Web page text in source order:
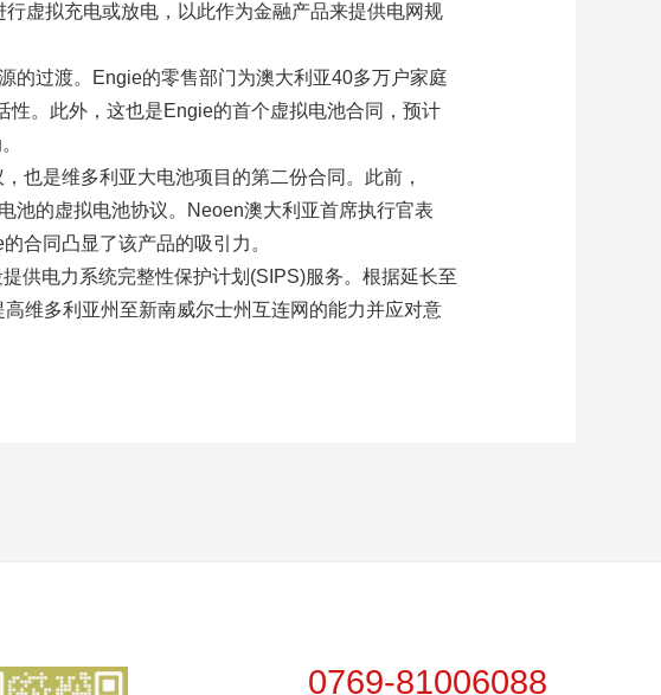
虚拟充电或放电，以此作为金融产品来提供电网规
的过渡。Engie的零售部门为澳大利亚40多万户家庭
。此外，这也是Engie的首个虚拟电池合同，预计
也是维多利亚大电池项目的第二份合同。此前，
池的虚拟电池协议。Neoen澳大利亚首席执行官表
合同凸显了该产品的吸引力。
供电力系统完整性保护计划(SIPS)服务。根据延长至
维多利亚州至新南威尔士州互连网的能力并应对意
0769-81006088